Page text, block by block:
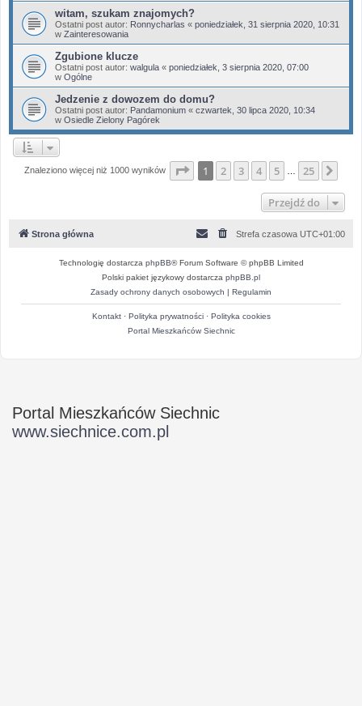
witam, szukam znajomych?
Ostatni post autor: Ronnycharlas « poniedziałek, 31 sierpnia 2020, 10:31
w Zainteresowania
Zgubione klucze
Ostatni post autor: walgula « poniedziałek, 3 sierpnia 2020, 07:00
w Ogólne
Jedzenie z dowozem do domu?
Ostatni post autor: Pandamonium « czwartek, 30 lipca 2020, 10:34
w Osiedle Zielony Pagórek
Znaleziono więcej niż 1000 wyników Strona z25
1 2 3 4 5 25
Przejdź do
Strona główna Strefa czasowa UTC+01:00
Technologię dostarcza phpBB® Forum Software © phpBB Limited
Polski pakiet językowy dostarcza phpBB.pl
Zasady ochrony danych osobowych | Regulamin
Kontakt· Polityka prywatności· Polityka cookies
Portal Mieszkańców Siechnic
Portal Mieszkańców Siechnic
www.siechnice.com.pl